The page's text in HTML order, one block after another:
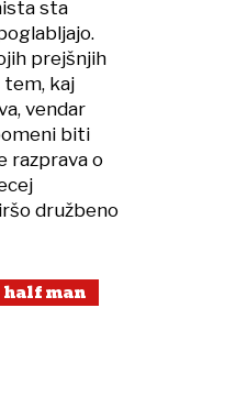
sta
prejšnjih
kaj
vendar
biti
razprava o
družbeno
half man